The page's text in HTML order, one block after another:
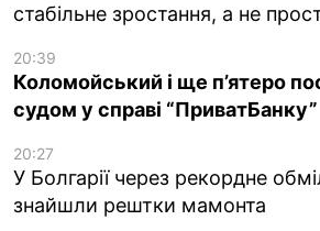
стабільне зростання, а не
20:39
Коломойський і ще п’ятеро
судом у справі “ПриватБанку”
20:27
У Болгарії через рекордне
знайшли рештки мамонта